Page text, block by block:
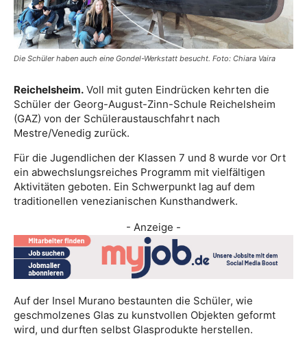
Die Schüler haben auch eine Gondel-Werkstatt besucht. Foto: Chiara Vaira
Reichelsheim. Voll mit guten Eindrücken kehrten die
Schüler der Georg-August-Zinn-Schule Reichelsheim
(GAZ) von der Schüleraustauschfahrt nach
Mestre/Venedig zurück.
Für die Jugendlichen der Klassen 7 und 8 wurde vor Ort
ein abwechslungsreiches Programm mit vielfältigen
Aktivitäten geboten. Ein Schwerpunkt lag auf dem
traditionellen venezianischen Kunsthandwerk.
- Anzeige -
Auf der Insel Murano bestaunten die Schüler, wie
geschmolzenes Glas zu kunstvollen Objekten geformt
wird, und durften selbst Glasprodukte herstellen.